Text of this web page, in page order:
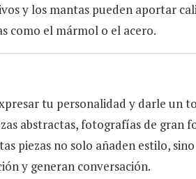
y los mantas pueden aportar
como el mármol o el acero.
tu personalidad y darle un
abstractas, fotografías de gran
piezas no solo añaden estilo,
y generan conversación.